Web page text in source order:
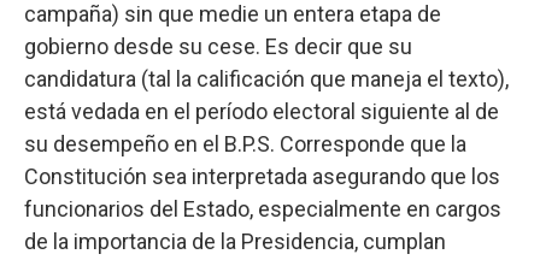
campaña) sin que medie un entera etapa de
gobierno desde su cese. Es decir que su
candidatura (tal la calificación que maneja el texto),
está vedada en el período electoral siguiente al de
su desempeño en el B.P.S. Corresponde que la
Constitución sea interpretada asegurando que los
funcionarios del Estado, especialmente en cargos
de la importancia de la Presidencia, cumplan